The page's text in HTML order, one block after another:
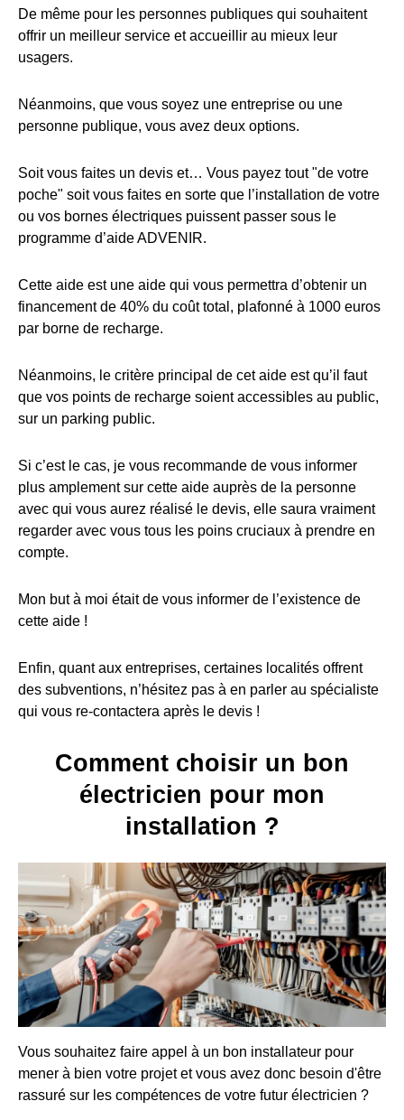
De même pour les personnes publiques qui souhaitent
offrir un meilleur service et accueillir au mieux leur
usagers.
Néanmoins, que vous soyez une entreprise ou une
personne publique, vous avez deux options.
Soit vous faites un devis et… Vous payez tout "de votre
poche" soit vous faites en sorte que l’installation de votre
ou vos bornes électriques puissent passer sous le
programme d’aide ADVENIR.
Cette aide est une aide qui vous permettra d’obtenir un
financement de 40% du coût total, plafonné à 1000 euros
par borne de recharge.
Néanmoins, le critère principal de cet aide est qu’il faut
que vos points de recharge soient accessibles au public,
sur un parking public.
Si c’est le cas, je vous recommande de vous informer
plus amplement sur cette aide auprès de la personne
avec qui vous aurez réalisé le devis, elle saura vraiment
regarder avec vous tous les poins cruciaux à prendre en
compte.
Mon but à moi était de vous informer de l’existence de
cette aide !
Enfin, quant aux entreprises, certaines localités offrent
des subventions, n’hésitez pas à en parler au spécialiste
qui vous re-contactera après le devis !
Comment choisir un bon
électricien pour mon
installation ?
Vous souhaitez faire appel à un bon installateur pour
mener à bien votre projet et vous avez donc besoin d'être
rassuré sur les compétences de votre futur électricien ?